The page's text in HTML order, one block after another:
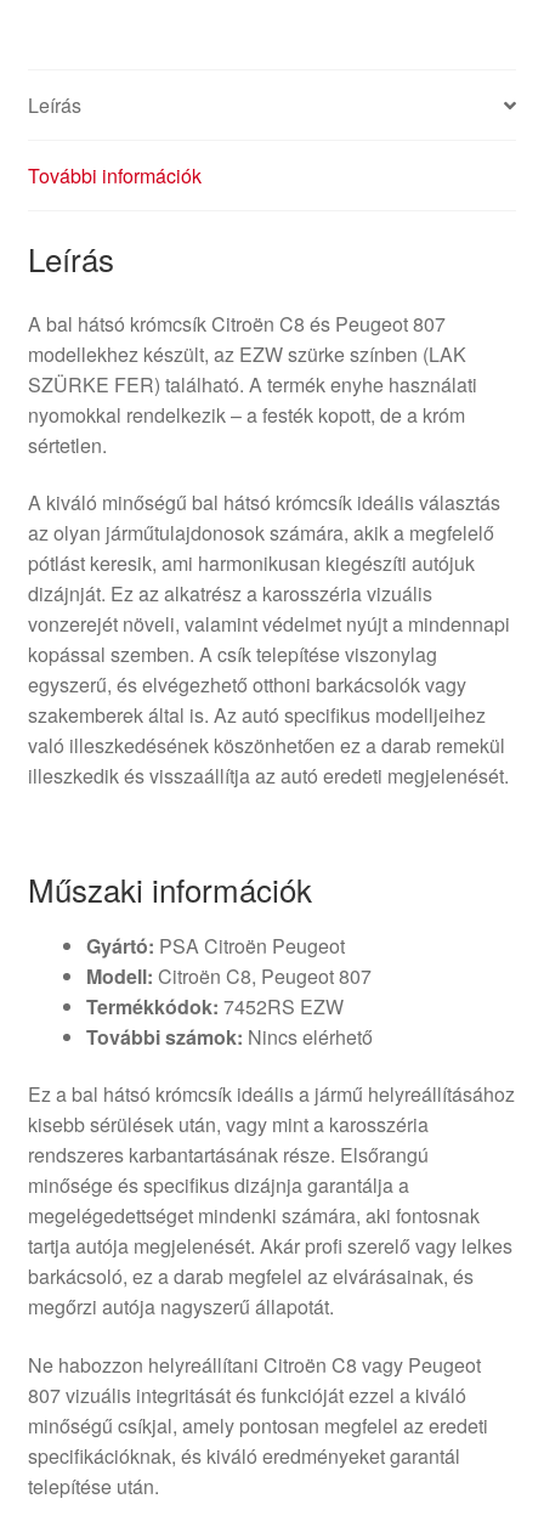
Leírás
További információk
Leírás
A bal hátsó krómcsík Citroën C8 és Peugeot 807
modellekhez készült, az EZW szürke színben (LAK
SZÜRKE FER) található. A termék enyhe használati
nyomokkal rendelkezik – a festék kopott, de a króm
sértetlen.
A kiváló minőségű bal hátsó krómcsík ideális választás
az olyan járműtulajdonosok számára, akik a megfelelő
pótlást keresik, ami harmonikusan kiegészíti autójuk
dizájnját. Ez az alkatrész a karosszéria vizuális
vonzerejét növeli, valamint védelmet nyújt a mindennapi
kopással szemben. A csík telepítése viszonylag
egyszerű, és elvégezhető otthoni barkácsolók vagy
szakemberek által is. Az autó specifikus modelljeihez
való illeszkedésének köszönhetően ez a darab remekül
illeszkedik és visszaállítja az autó eredeti megjelenését.
Műszaki információk
Gyártó: PSA Citroën Peugeot
Modell: Citroën C8, Peugeot 807
Termékkódok: 7452RS EZW
További számok: Nincs elérhető
Ez a bal hátsó krómcsík ideális a jármű helyreállításához
kisebb sérülések után, vagy mint a karosszéria
rendszeres karbantartásának része. Elsőrangú
minősége és specifikus dizájnja garantálja a
megelégedettséget mindenki számára, aki fontosnak
tartja autója megjelenését. Akár profi szerelő vagy lelkes
barkácsoló, ez a darab megfelel az elvárásainak, és
megőrzi autója nagyszerű állapotát.
Ne habozzon helyreállítani Citroën C8 vagy Peugeot
807 vizuális integritását és funkcióját ezzel a kiváló
minőségű csíkjal, amely pontosan megfelel az eredeti
specifikációknak, és kiváló eredményeket garantál
telepítése után.